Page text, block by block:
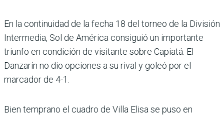
En la continuidad de la fecha 18 del torneo de la División
Intermedia, Sol de Amé­rica consiguió un impor­tante
triunfo en condición de visitante sobre Capiatá. El
Danzarín no dio opcio­nes a su rival y goleó por el
marcador de 4-1.
Bien temprano el cuadro de Villa Elisa se puso en